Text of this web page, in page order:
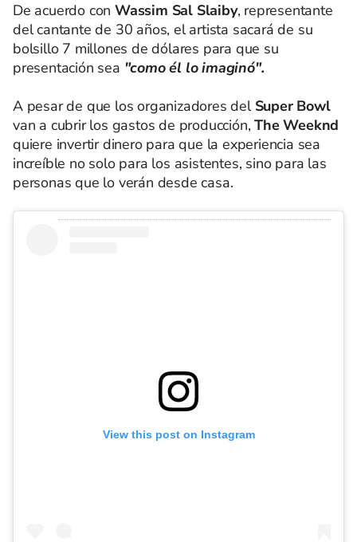
De acuerdo con Wassim Sal Slaiby, representante
del cantante de 30 años, el artista sacará de su
bolsillo 7 millones de dólares para que su
presentación sea "como él lo imaginó".
A pesar de que los organizadores del Super Bowl
van a cubrir los gastos de producción,The Weeknd
quiere invertir dinero para que la experiencia sea
increíble no solo para los asistentes, sino para las
personas que lo verán desde casa.
View this post on Instagram